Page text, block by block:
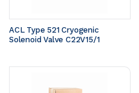
ACL Type 521 Cryogenic
Solenoid Valve C22V15/1